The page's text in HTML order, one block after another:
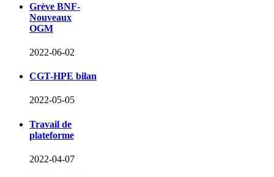
Grève BNF-
Nouveaux
OGM
2022-06-02
CGT-HPE bilan
2022-05-05
Travail de
plateforme
2022-04-07